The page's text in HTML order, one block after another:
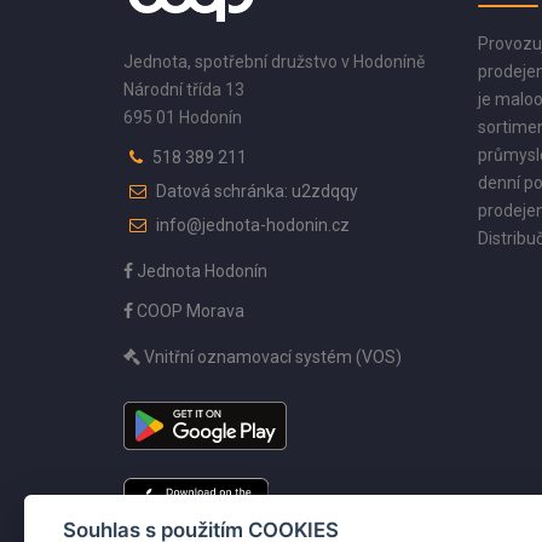
Jednota, spotřební družstvo v Hodoníně
Národní třída 13
695 01 Hodonín
518 389 211
Datová schránka: u2zdqqy
info@jednota-hodonin.cz
Jednota Hodonín
COOP Morava
Vnitřní oznamovací systém (VOS)
je
denní
Souhlas s použitím COOKIES